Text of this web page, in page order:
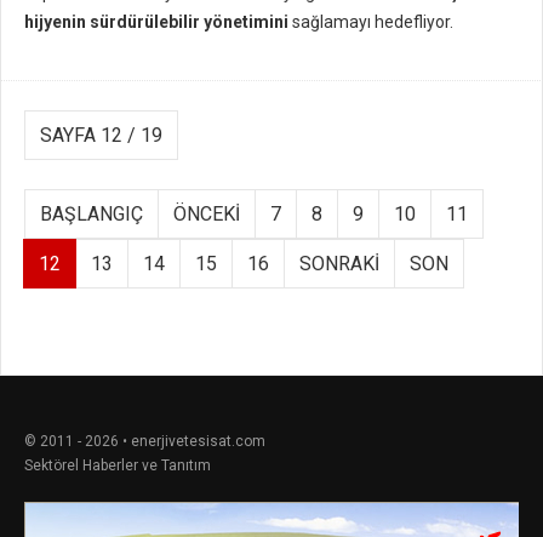
hijyenin sürdürülebilir yönetimini sağlamayı hedefliyor.
SAYFA 12 / 19
BAŞLANGIÇ ÖNCEKI 7 8 9 10 11
12 13 14 15 16 SONRAKI SON
© 2011 - 2026 • enerjivetesisat.com
Sektörel Haberler ve Tanıtım